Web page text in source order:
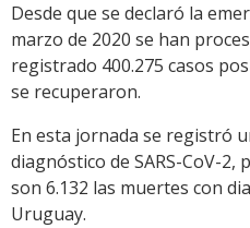
Desde que se declaró la
marzo de 2020 se han
registrado 400.275 casos
se recuperaron.
En esta jornada se registró
diagnóstico de SARS-CoV-
son 6.132 las muertes con
Uruguay.